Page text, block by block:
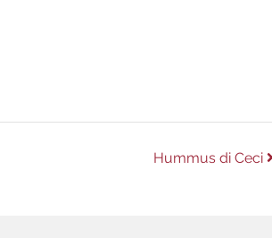
Next
Hummus di Ceci